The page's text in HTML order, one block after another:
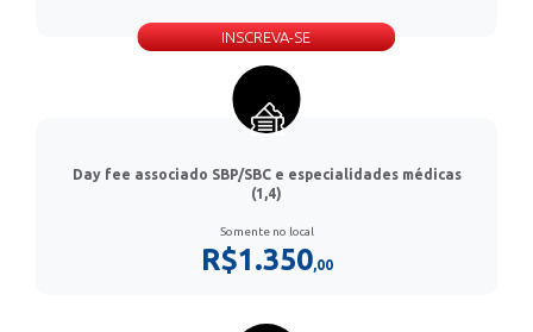
INSCREVA-SE
Day fee associado SBP/SBC e especialidades médicas
(1,4)
Somente no local
R$1.350,00